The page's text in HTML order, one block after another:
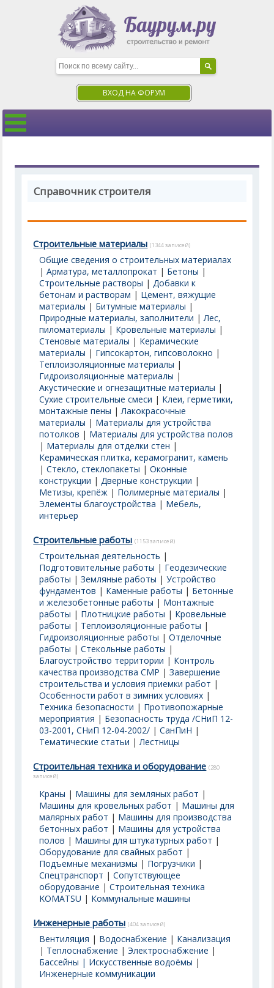
ВХОД НА ФОРУМ
Справочник строителя
Строительные материалы (1344 записей)
Общие сведения о строительных материалах
|Арматура, металлопрокат | Бетоны |
Строительные растворы |Добавки к
бетонам и растворам | Цемент, вяжущие
материалы | Битумные материалы |
Природные материалы, заполнители |Лес,
пиломатериалы | Кровельные материалы |
Стеновые материалы | Керамические
материалы | Гипсокартон, гипсоволокно |
Теплоизоляционные материалы |
Гидроизоляционные материалы |
Акустические и огнезащитные материалы |
Сухие строительные смеси | Клеи, герметики,
монтажные пены |Лакокрасочные
материалы | Материалы для устройства
потолков | Материалы для устройства полов
| Материалы для отделки стен |
Керамическая плитка, керамогранит, камень
|Стекло, стеклопакеты |Оконные
конструкции |Дверные конструкции |
Метизы, крепёж | Полимерные материалы |
Элементы благоустройства | Мебель,
интерьер
Строительные работы (1153 записей)
Строительная деятельность |
Подготовительные работы | Геодезические
работы |Земляные работы |Устройство
фундаментов | Каменные работы | Бетонные
и железобетонные работы | Монтажные
работы | Плотницкие работы | Кровельные
работы | Теплоизоляционные работы |
Гидроизоляционные работы |Отделочные
работы |Стекольные работы |
Благоустройство территории | Контроль
качества производства СМР |Завершение
строительства и условия приемки работ |
Особенности работ в зимних условиях |
Техника безопасности | Противопожарные
мероприятия | Безопасность труда /СНиП 12-
03-2001, СНиП 12-04-2002/ |СанПиН |
Тематические статьи |Лестницы
Строительная техника и оборудование (280
записей)
Краны | Машины для земляных работ |
Машины для кровельных работ | Машины для
малярных работ | Машины для производства
бетонных работ | Машины для устройства
полов | Машины для штукатурных работ |
Оборудование для свайных работ |
Подъемные механизмы | Погрузчики |
Спецтранспорт |Сопутствующее
оборудование |Строительная техника
KOMATSU | Коммунальные машины
Инженерные работы (404 записей)
Вентиляция | Водоснабжение | Канализация
| Теплоснабжение |Электроснабжение |
Бассейны | Искусственные водоёмы |
Инженерные коммуникации